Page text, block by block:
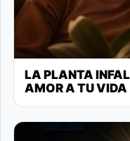
LA PLANTA
AMOR A TU VIDA